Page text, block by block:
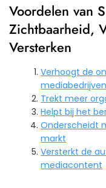
Voordelen van
Zichtbaarheid,
Versterken
Verhoogt de
mediabedrijven
Trekt meer
Helpt bij het
Onderscheidt
markt
Versterkt de
mediacontent